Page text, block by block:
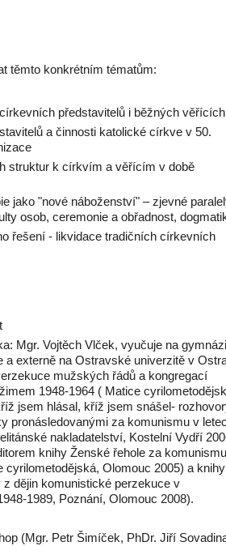
těmto konkrétním tématům:
představitelů i běžných věřících
a činnosti katolické církve v 50.
struktur k církvím a věřícím v době
jako "nové náboženství" – zjevné
osob, ceremonie a obřadnost,
řešení - likvidace tradičních církevních
Mgr. Vojtěch Vlček, vyučuje na
a externě na Ostravské univerzitě v
mužských řádů a kongregací
1948-1964 ( Matice
jsem hlásal, kříž jsem snášel-
pronásledovanými za komunismu v
nakladatelství, Kostelní Vydří
knihy Ženské řehole za komunismu
cyrilometodějská, Olomouc 2005) a knihy
z dějin komunistické perzekuce v
1989, Poznání, Olomouc 2008).
(Mgr. Petr Šimíček, PhDr. Jiří